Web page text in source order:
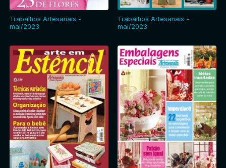
Trabalhos Artesanais -
mai/2023
Trabalhos Artesanais -
mai/2023